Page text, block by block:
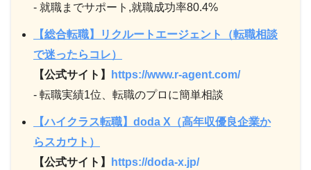
- 就職までサポート,就職成功率80.4%
【総合転職】リクルートエージェント（転職相談
で迷ったらコレ）
【公式サイト】
https://www.r-agent.com/
- 転職実績1位、転職のプロに簡単相談
【ハイクラス転職】doda X（高年収優良企業か
らスカウト）
【公式サイト】
https://doda-x.jp/